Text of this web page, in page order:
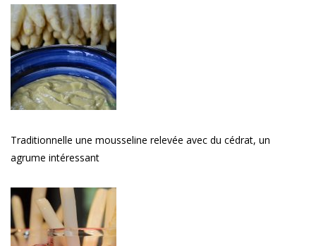
Traditionnelle une mousseline relevée avec du cédrat, un
agrume intéressant